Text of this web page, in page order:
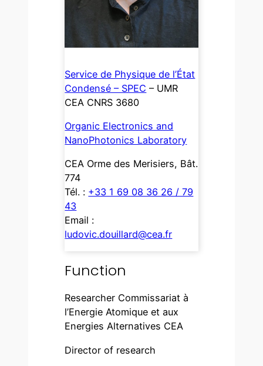
Service de Physique de l’État
Condensé – SPEC – UMR
CEA CNRS 3680
Organic Electronics and
NanoPhotonics Laboratory
CEA Orme des Merisiers, Bât.
774
Tél. : +33 1 69 08 36 26 / 79
43
Email :
ludovic.douillard@cea.fr
Function
Researcher Commissariat à
l’Energie Atomique et aux
Energies Alternatives CEA
Director of research